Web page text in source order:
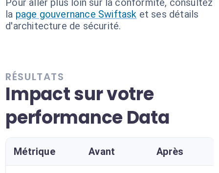
Pour aller plus loin sur la conformité, consultez
la page gouvernance Swiftask et ses détails
d'architecture de sécurité.
RÉSULTATS
Impact sur votre
performance Data
Métrique Avant Après